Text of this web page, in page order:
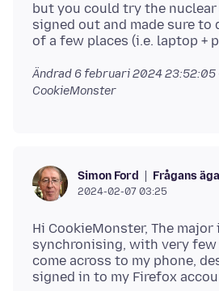
but you could try the
signed out and made sure to
Ändrad 6 februari 2024
CookieMonster
Simon Ford Frågans
2024-02-07 03:25
Hi CookieMonster, The major
synchronising, with very
come across to my phone,